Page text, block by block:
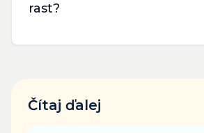
rast?
Čítaj ďalej